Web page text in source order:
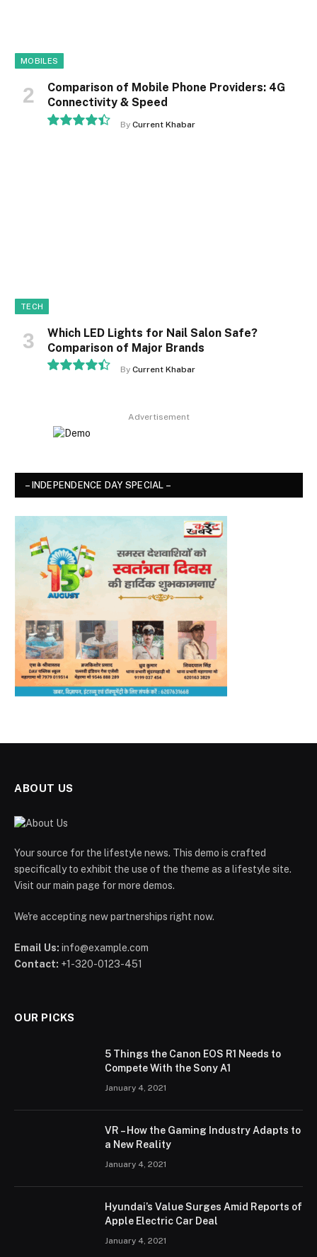
MOBILES
Comparison of Mobile Phone Providers: 4G
Connectivity & Speed
By Current Khabar
TECH
Which LED Lights for Nail Salon Safe?
Comparison of Major Brands
By Current Khabar
Advertisement
– INDEPENDENCE DAY SPECIAL –
ABOUT US
Your source for the lifestyle news. This demo is crafted
specifically to exhibit the use of the theme as a lifestyle site.
Visit our main page for more demos.
We're accepting new partnerships right now.
Email Us: info@example.com
Contact: +1-320-0123-451
OUR PICKS
5 Things the Canon EOS R1 Needs to
Compete With the Sony A1
January 4, 2021
VR – How the Gaming Industry Adapts to
a New Reality
January 4, 2021
Hyundai’s Value Surges Amid Reports of
Apple Electric Car Deal
January 4, 2021